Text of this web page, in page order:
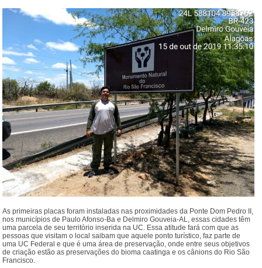
As primeiras placas foram instaladas nas proximidades da Ponte Dom Pedro II,
nos municípios de Paulo Afonso-Ba e Delmiro Gouveia-AL, essas cidades têm
uma parcela de seu território inserida na UC. Essa atitude fará com que as
pessoas que visitam o local saibam que aquele ponto turístico, faz parte de
uma UC Federal e que é uma área de preservação, onde entre seus objetivos
de criação estão as preservações do bioma caatinga e os cânions do Rio São
Francisco.